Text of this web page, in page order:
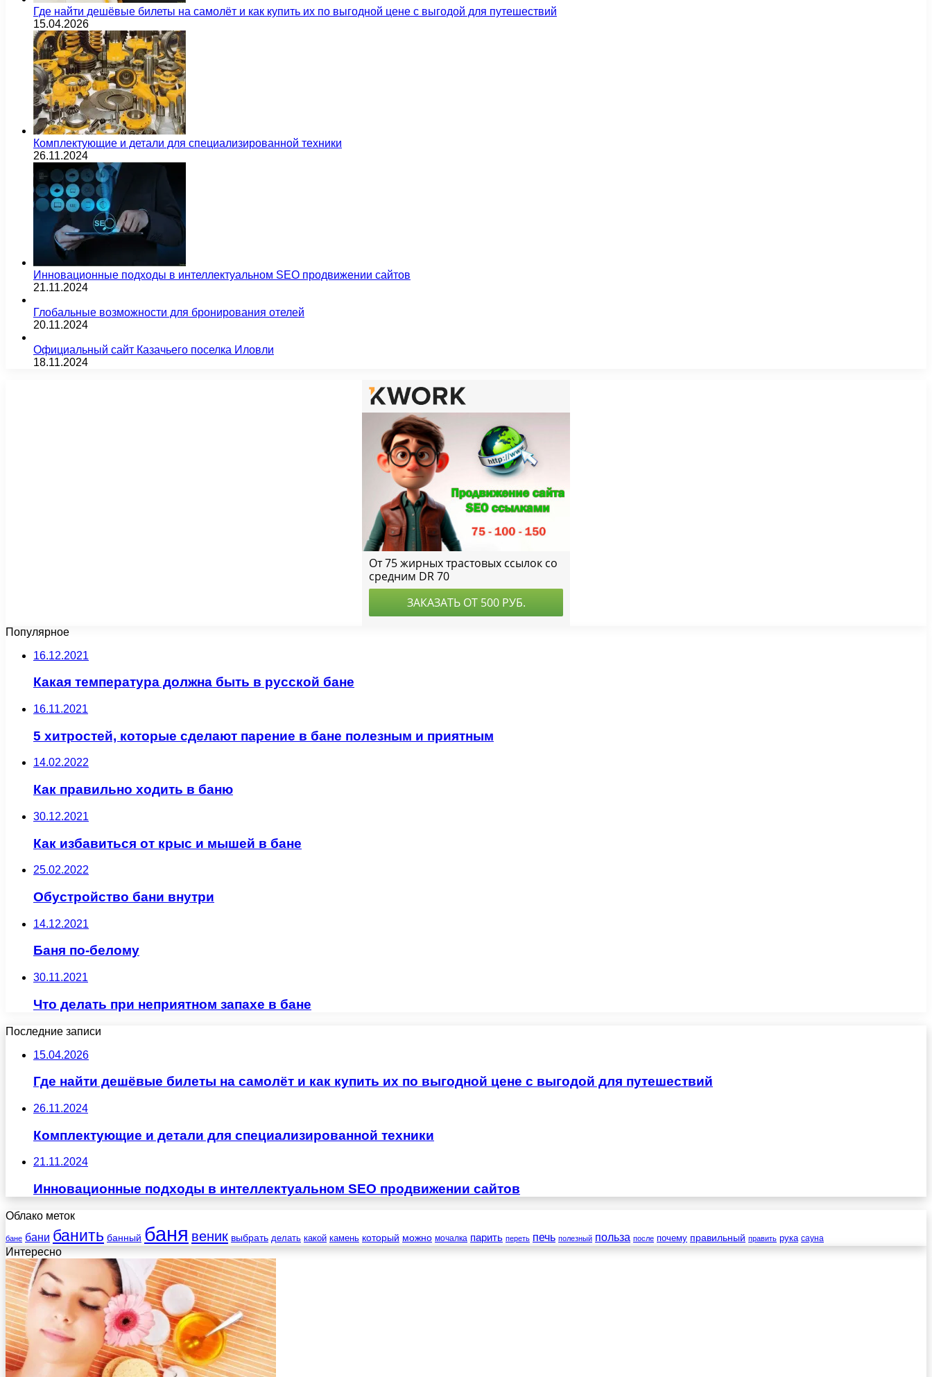
Где найти дешёвые билеты на самолёт и как купить их по выгодной цене с выгодой для путешествий
15.04.2026
Комплектующие и детали для специализированной техники
26.11.2024
Инновационные подходы в интеллектуальном SEO продвижении сайтов
21.11.2024
Глобальные возможности для бронирования отелей
20.11.2024
Официальный сайт Казачьего поселка Иловли
18.11.2024
Популярное
16.12.2021
Какая температура должна быть в русской бане
16.11.2021
5 хитростей, которые сделают парение в бане полезным и приятным
14.02.2022
Как правильно ходить в баню
30.12.2021
Как избавиться от крыс и мышей в бане
25.02.2022
Обустройство бани внутри
14.12.2021
Баня по-белому
30.11.2021
Что делать при неприятном запахе в бане
Последние записи
15.04.2026
Где найти дешёвые билеты на самолёт и как купить их по выгодной цене с выгодой для путешествий
26.11.2024
Комплектующие и детали для специализированной техники
21.11.2024
Инновационные подходы в интеллектуальном SEO продвижении сайтов
Облако меток
бане бани банить банный баня веник выбрать делать какой камень который можно мочалка парить переть печь полезный польза после почему правильный править рука сауна
Интересно